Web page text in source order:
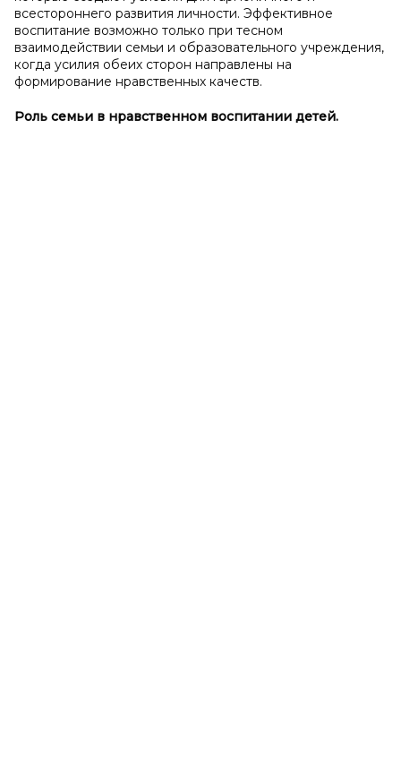
всестороннего развития личности. Эффективное
воспитание возможно только при тесном
взаимодействии семьи и образовательного учреждения,
когда усилия обеих сторон направлены на
формирование нравственных качеств.
Роль семьи в нравственном воспитании детей.